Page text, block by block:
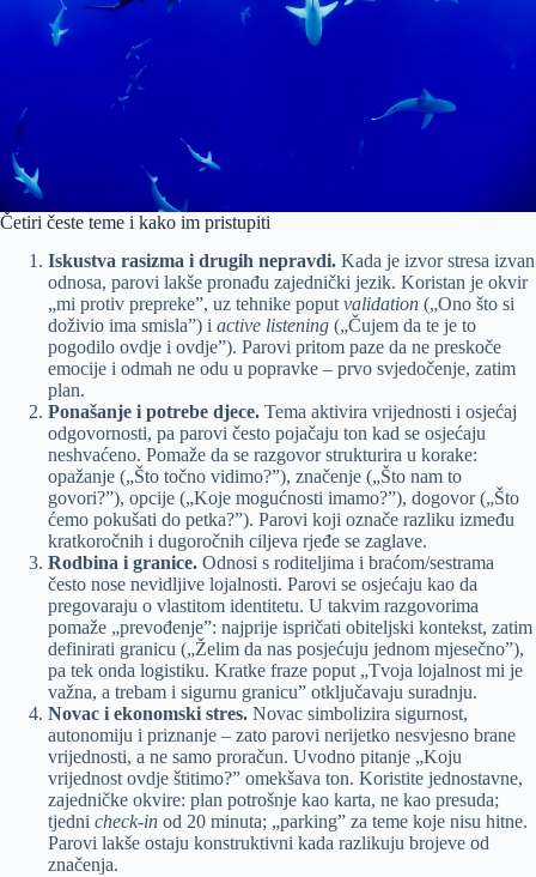
Četiri česte teme i kako im pristupiti
Iskustva rasizma i drugih nepravdi. Kada je izvor stresa izvan
odnosa, parovi lakše pronađu zajednički jezik. Koristan je okvir
„mi protiv prepreke”, uz tehnike poputvalidation („Ono što si
doživio ima smisla”) i active listening („Čujem da te je to
pogodilo ovdje i ovdje”). Parovi pritom paze da ne preskoče
emocije i odmah ne odu u popravke – prvo svjedočenje, zatim
plan.
Ponašanje i potrebe djece. Tema aktivira vrijednosti i osjećaj
odgovornosti, pa parovi često pojačaju ton kad se osjećaju
neshvaćeno. Pomaže da se razgovor strukturira u korake:
opažanje („Što točno vidimo?”), značenje („Što nam to
govori?”), opcije („Koje mogućnosti imamo?”), dogovor („Što
ćemo pokušati do petka?”). Parovi koji označe razliku između
kratkoročnih i dugoročnih ciljeva rjeđe se zaglave.
Rodbina i granice. Odnosi s roditeljima i braćom/sestrama
često nose nevidljive lojalnosti. Parovi se osjećaju kao da
pregovaraju o vlastitom identitetu. U takvim razgovorima
pomaže „prevođenje”: najprije ispričati obiteljski kontekst, zatim
definirati granicu („Želim da nas posjećuju jednom mjesečno”),
pa tek onda logistiku. Kratke fraze poput „Tvoja lojalnost mi je
važna, a trebam i sigurnu granicu” otključavaju suradnju.
Novac i ekonomski stres. Novac simbolizira sigurnost,
autonomiju i priznanje – zato parovi nerijetko nesvjesno brane
vrijednosti, a ne samo proračun. Uvodno pitanje „Koju
vrijednost ovdje štitimo?” omekšava ton. Koristite jednostavne,
zajedničke okvire: plan potrošnje kao karta, ne kao presuda;
tjedni check-in od 20 minuta; „parking” za teme koje nisu hitne.
Parovi lakše ostaju konstruktivni kada razlikuju brojeve od
značenja.